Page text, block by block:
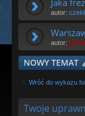
Jaka
autor:
autor:
NOWY TEMAT
Wróć do wykazu
Twoje